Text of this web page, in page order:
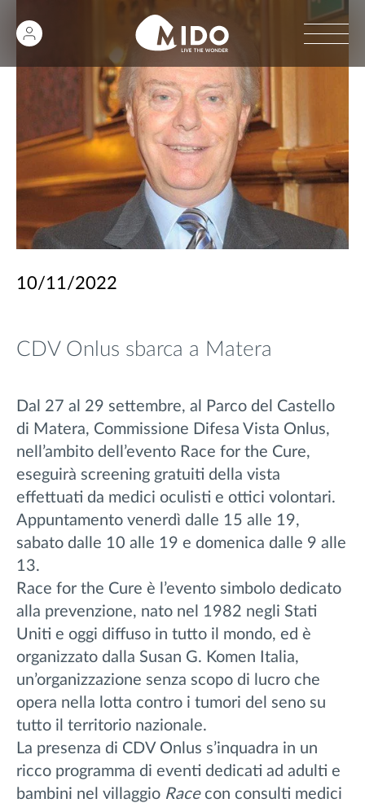
10/11/2022
CDV Onlus sbarca a Matera
Dal 27 al 29 settembre, al Parco del Castello
di Matera, Commissione Difesa Vista Onlus,
nell’ambito dell’evento Race for the Cure,
eseguirà screening gratuiti della vista
effettuati da medici oculisti e ottici volontari.
Appuntamento venerdì dalle 15 alle 19,
sabato dalle 10 alle 19 e domenica dalle 9 alle
13.
Race for the Cure è l’evento simbolo dedicato
alla prevenzione, nato nel 1982 negli Stati
Uniti e oggi diffuso in tutto il mondo, ed è
organizzato dalla Susan G. Komen Italia,
un’organizzazione senza scopo di lucro che
opera nella lotta contro i tumori del seno su
tutto il territorio nazionale.
La presenza di CDV Onlus s’inquadra in un
ricco programma di eventi dedicati ad adulti e
bambini nel villaggio Race con consulti medici